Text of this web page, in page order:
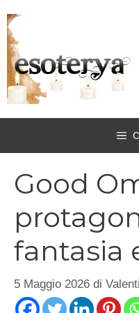
al
contenuto
Good
fantasia
5 Maggio 2026 di